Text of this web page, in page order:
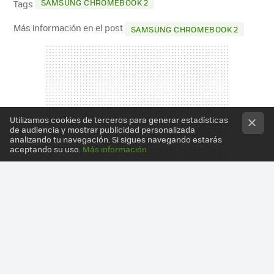
Tags
Más información en el post SAMSUNG CHROMEBOOK 2
Utilizamos cookies de terceros para generar estadísticas
de audiencia y mostrar publicidad personalizada
analizando tu navegación. Si sigues navegando estarás
aceptando su uso. Más información